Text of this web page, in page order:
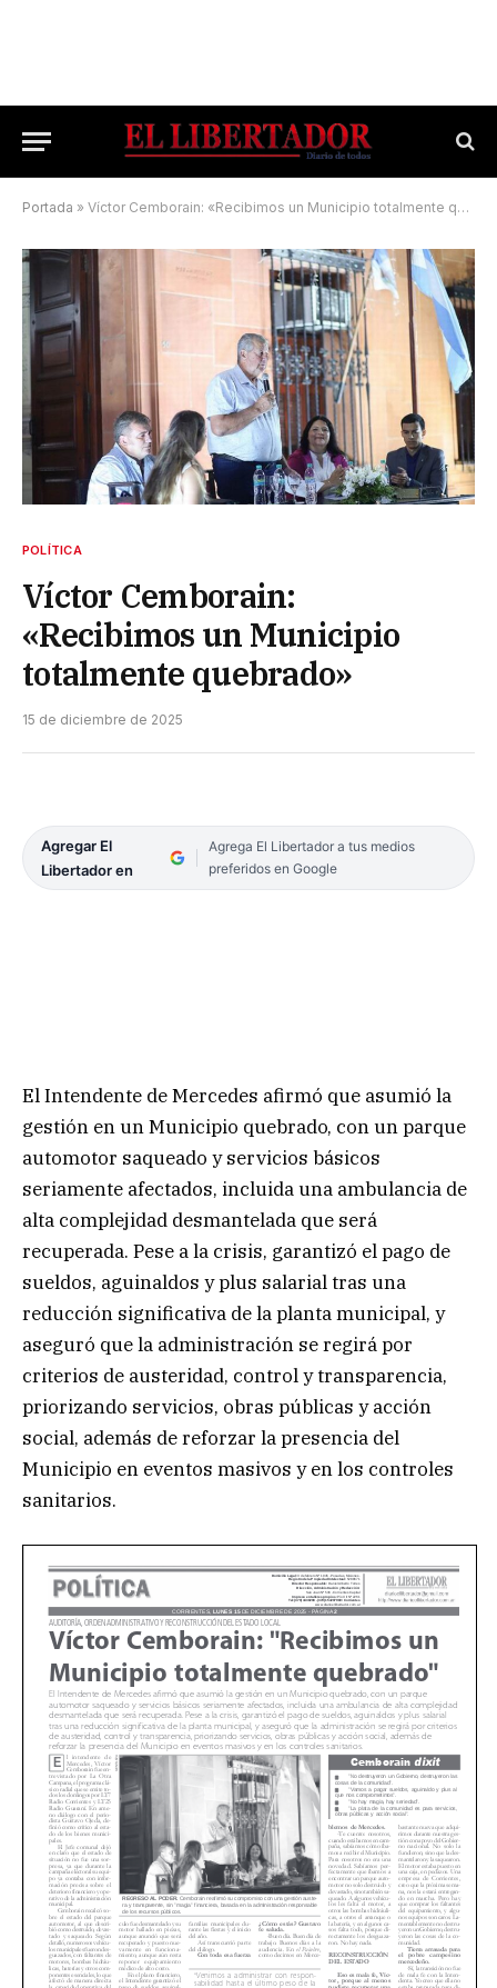
Portada » Víctor Cemborain: «Recibimos un Municipio totalmente quebrado»
POLÍTICA
Víctor Cemborain:
«Recibimos un Municipio
totalmente quebrado»
15 de diciembre de 2025
Agregar El
Libertador en
Agrega El Libertador a tus medios
preferidos en Google
El Intendente de Mercedes afirmó que asumió la
gestión en un Municipio quebrado, con un parque
automotor saqueado y servicios básicos
seriamente afectados, incluida una ambulancia de
alta complejidad desmantelada que será
recuperada. Pese a la crisis, garantizó el pago de
sueldos, aguinaldos y plus salarial tras una
reducción significativa de la planta municipal, y
aseguró que la administración se regirá por
criterios de austeridad, control y transparencia,
priorizando servicios, obras públicas y acción
social, además de reforzar la presencia del
Municipio en eventos masivos y en los controles
sanitarios.